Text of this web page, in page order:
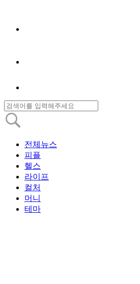
전체뉴스
피플
헬스
라이프
컬처
머니
테마